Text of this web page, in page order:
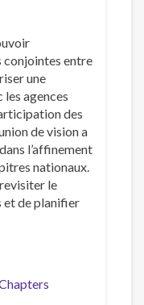
entre
une
agences
des
de vision a
l’affinement
nationaux.
le
et de planifier